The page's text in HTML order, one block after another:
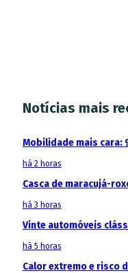
Notícias mais
Mobilidade mais cara:
há 2 horas
Casca de maracujá-
há 3 horas
Vinte automóveis
há 5 horas
Calor extremo e risco